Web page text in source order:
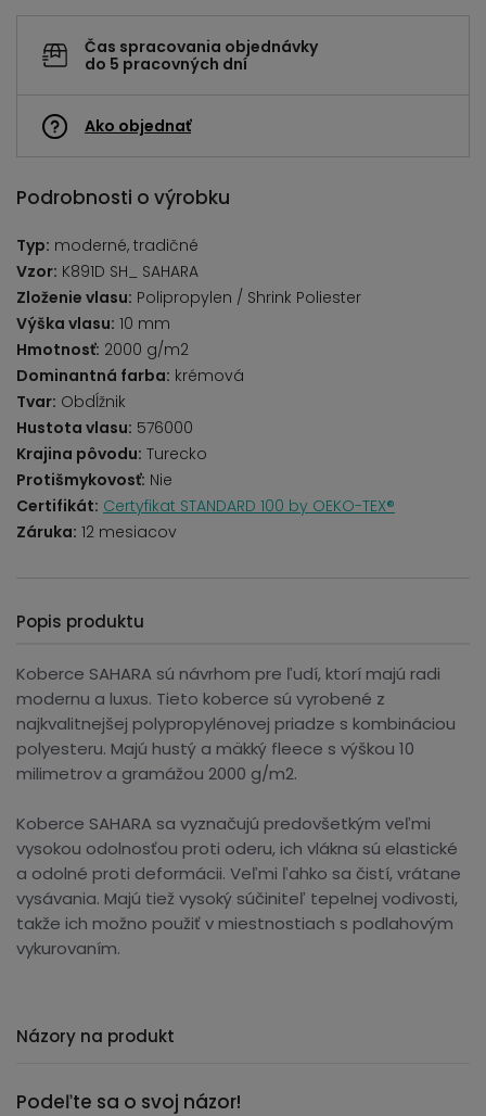
Čas spracovania objednávky
do 5 pracovných dní
Ako objednať
Podrobnosti o výrobku
Typ: moderné, tradičné
Vzor: K891D SH_ SAHARA
Zloženie vlasu: Polipropylen / Shrink Poliester
Výška vlasu: 10 mm
Hmotnosť: 2000 g/m2
Dominantná farba: krémová
Tvar: Obdĺžnik
Hustota vlasu: 576000
Krajina pôvodu: Turecko
Protišmykovosť: Nie
Certifikát: Certyfikat STANDARD 100 by OEKO-TEX®
Záruka: 12 mesiacov
Popis produktu
Koberce SAHARA sú návrhom pre ľudí, ktorí majú radi
modernu a luxus. Tieto koberce sú vyrobené z
najkvalitnejšej polypropylénovej priadze s kombináciou
polyesteru. Majú hustý a mäkký fleece s výškou 10
milimetrov a gramážou 2000 g/m2.
Koberce SAHARA sa vyznačujú predovšetkým veľmi
vysokou odolnosťou proti oderu, ich vlákna sú elastické
a odolné proti deformácii. Veľmi ľahko sa čistí, vrátane
vysávania. Majú tiež vysoký súčiniteľ tepelnej vodivosti,
takže ich možno použiť v miestnostiach s podlahovým
vykurovaním.
Názory na produkt
Podeľte sa o svoj názor!